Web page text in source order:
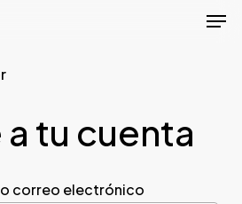
tu cuenta
o correo electrónico